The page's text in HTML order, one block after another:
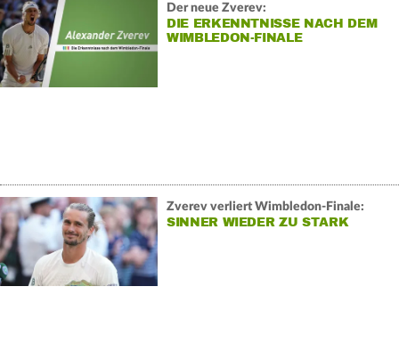
Der neue Zverev:
DIE ERKENNTNISSE NACH DEM
WIMBLEDON-FINALE
Zverev verliert Wimbledon-Finale:
SINNER WIEDER ZU STARK